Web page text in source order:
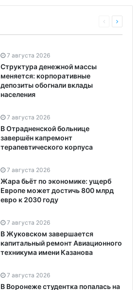
7 августа 2026
Структура денежной массы
меняется: корпоративные
депозиты обогнали вклады
населения
7 августа 2026
В Отрадненской больнице
завершён капремонт
терапевтического корпуса
7 августа 2026
Жара бьёт по экономике: ущерб
Европе может достичь 800 млрд
евро к 2030 году
7 августа 2026
В Жуковском завершается
капитальный ремонт Авиационного
техникума имени Казанова
7 августа 2026
В Воронеже студентка попалась на